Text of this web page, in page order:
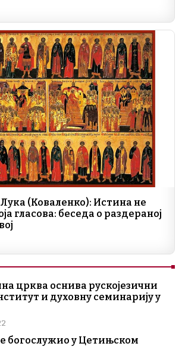
(Коваленко): Истина не
гласова: беседа о раздераној
црква оснива рускојезични
и духовну семинарију у
богослужио у Цетињском